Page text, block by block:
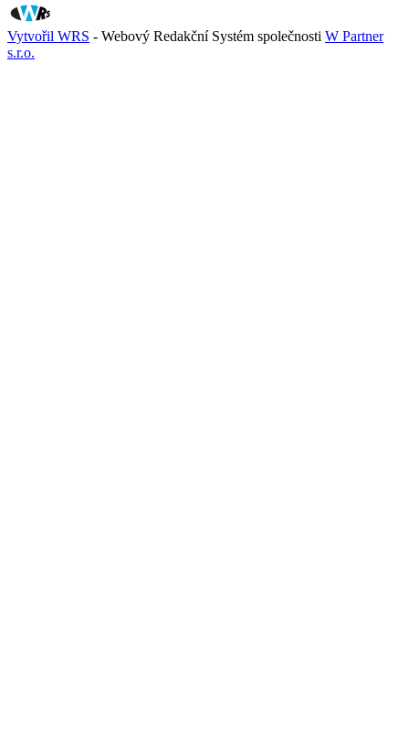
Vytvořil WRS - Webový Redakční Systém společnosti W Partner
s.r.o.